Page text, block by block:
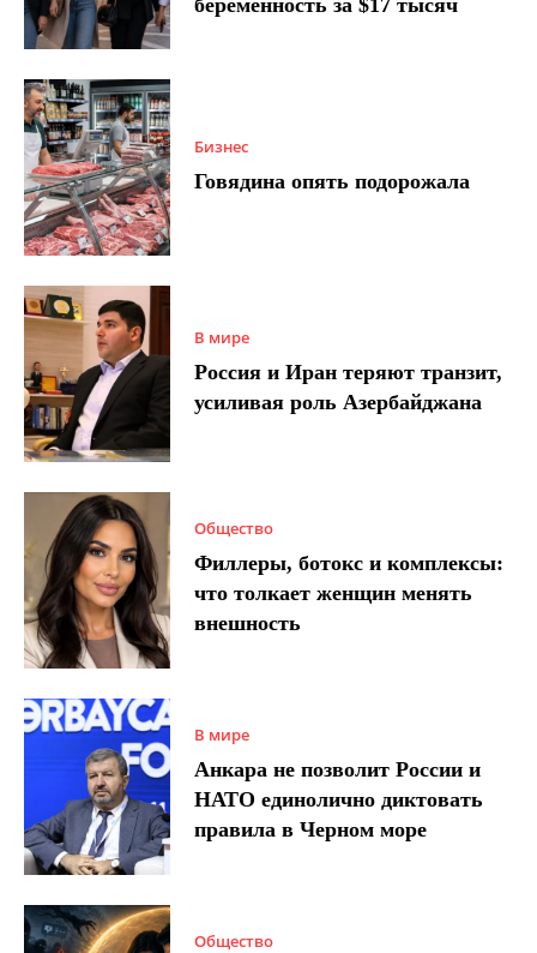
Бизнес
Говядина опять подорожала
В мире
Россия и Иран теряют транзит,
усиливая роль Азербайджана
Общество
Филлеры, ботокс и комплексы:
что толкает женщин менять
внешность
В мире
Анкара не позволит России и
НАТО единолично диктовать
правила в Черном море
Общество